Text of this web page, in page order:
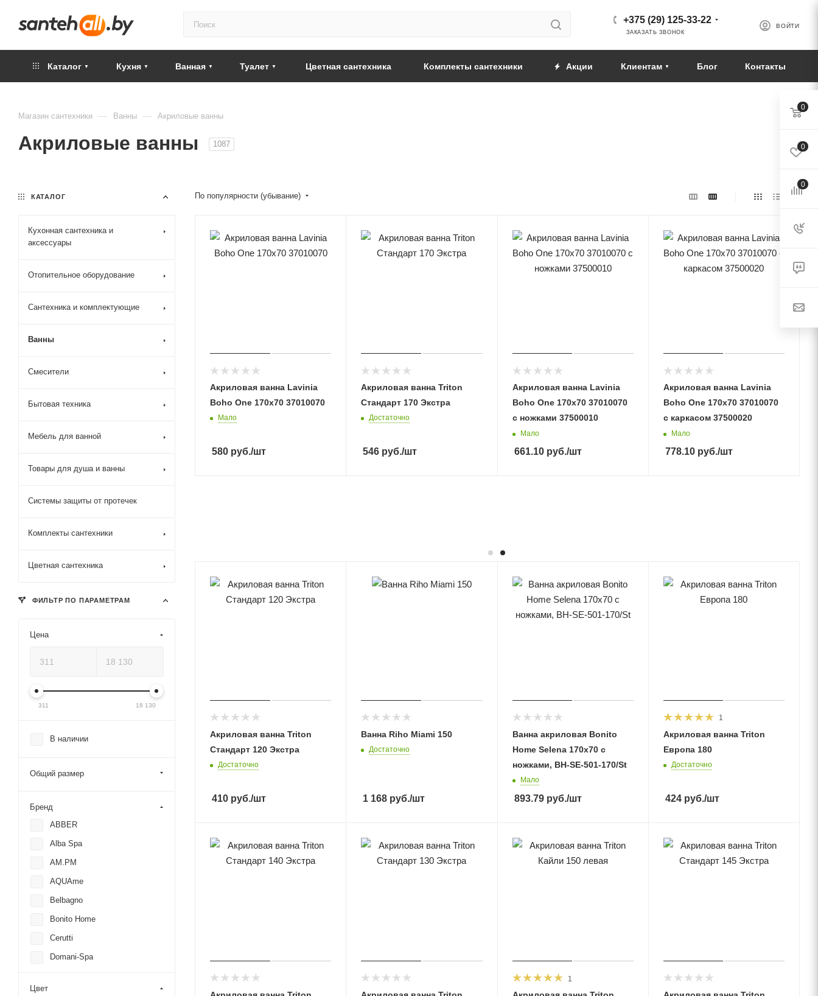
ВОЙТИ
+375 (29) 125-33-22
ЗАКАЗАТЬ ЗВОНОК
Каталог Кухня Ванная Туалет Цветная сантехника Комплекты сантехники Акции Клиентам Блог Контакты
Магазин сантехники — Ванны — Акриловые ванны
Акриловые ванны 1087
По популярности (убывание)
Акриловая ванна Lavinia
Boho One 170x70 37010070
Мало
580 руб./шт
Акриловая ванна Triton
Стандарт 170 Экстра
Достаточно
546 руб./шт
Акриловая ванна Lavinia
Boho One 170x70 37010070
с ножками 37500010
Мало
661.10руб./шт
Акриловая ванна Lavinia
Boho One 170x70 37010070
с каркасом 37500020
Мало
778.10руб./шт
Акриловая ванна Triton
Стандарт 120 Экстра
Достаточно
410 руб./шт
Ванна Riho Miami 150
Достаточно
1 168 руб./шт
Ванна акриловая Bonito
Home Selena 170х70 с
ножками, BH-SE-501-170/St
Мало
893.79руб./шт
1
Акриловая ванна Triton
Европа 180
Достаточно
424руб./шт
1
КАТАЛОГ
Кухонная сантехника и
аксессуары
Отопительное оборудование
Сантехника и комплектующие
Ванны
Смесители
Бытовая техника
Мебель для ванной
Товары для душа и ванны
Системы защиты от протечек
Комплекты сантехники
Цветная сантехника
ФИЛЬТР ПО ПАРАМЕТРАМ
Цена
311 18 130
В наличии
Общий размер
Бренд
ABBER
Alba Spa
AM.PM
AQUAme
Belbagno
Bonito Home
Cerutti
Domani-Spa
Цвет
0
0
0